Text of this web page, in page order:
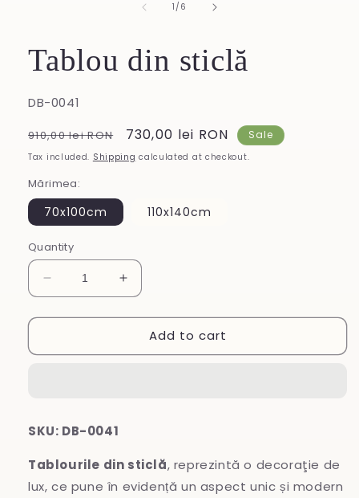
1 /of
6
Tablou din sticlă
SKU:
DB-0041
Regular
price
910,00 lei RON
Sale
price
730,00 lei RON Sale
Tax included. Shipping calculated at checkout.
Mărimea:
70x100cm 110x140cm
Quantity
Decrease
quantity
for
din
Increase
quantity
for
Tablou
din
Add to cart
SKU: DB-0041
Tablourile din sticlă, reprezintă o decoraţie de
lux, ce pune în evidență un aspect unic și modern